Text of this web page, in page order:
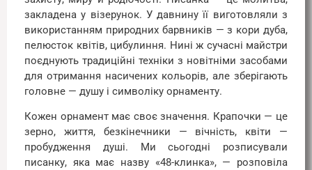
закладена у візерунок. У давнину її виготовляли з
використанням природних барвників — з кори дуба,
пелюсток квітів, цибулиння. Нині ж сучасні майстри
поєднують традиційні техніки з новітніми засобами
для отримання насичених кольорів, але зберігають
головне — душу і символіку орнаменту.
Кожен орнамент має своє значення. Крапочки — це
зерно, життя, безкінечники — вічність, квіти —
пробудження душі. Ми сьогодні розписували
писанку, яка має назву «48-клинка», — розповіла